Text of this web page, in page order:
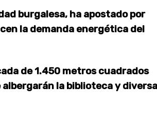
burgalesa, ha apostado por
la demanda energética del
de 1.450 metros cuadrados
la biblioteca y